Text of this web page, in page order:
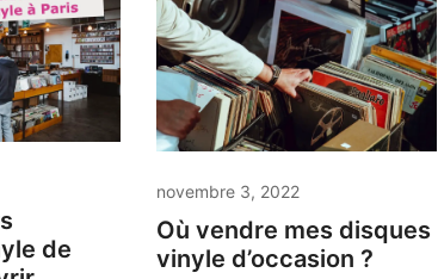
de
novembre 3, 2022
Où vendre mes disques
vinyle d’occasion ?